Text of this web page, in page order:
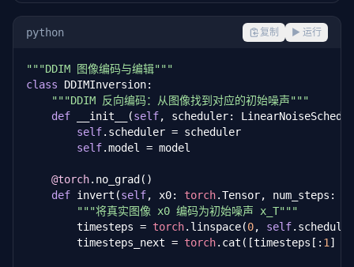
.randn(n_samples, *shape,
            t_batch =
torch
# 预测噪声
            eps_pred =
self.model(x, t_batch)
# 从 x_t 和 eps_pred 恢复 x_0 预测
            alpha_bar_next =
            x0_pred = (x -
torch.sqrt(
-
            x0_pred =
torch.clamp(x0_pred, -1.0, 1.0
python 复制 ▶ 运行
"""DDIM 图像编码与编辑"""
class DDIMInversion:
"""DDIM 反向编码：从图像找到对应的初始噪声"""
def __init__(self, scheduler:
self.scheduler = scheduler
self.model = model
@torch.no_grad()
def invert(self, x0: torch.Tensor, num_steps:
"""将真实图像 x0 编码为初始噪声 x_T"""
        timesteps =
torch.linspace(0, self
        timesteps_next =
torch.cat([timesteps[: 1 ] -